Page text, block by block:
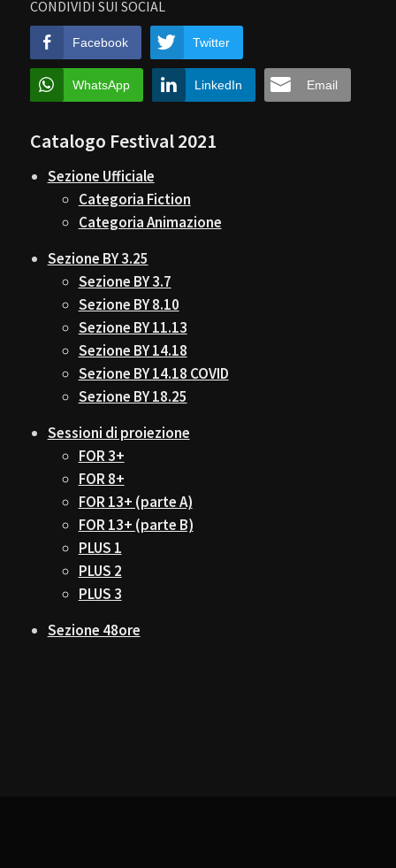
CONDIVIDI SUI SOCIAL
Facebook Twitter
WhatsApp LinkedIn Email
Catalogo Festival 2021
Sezione Ufficiale
Categoria Fiction
Categoria Animazione
Sezione BY 3.25
Sezione BY 3.7
Sezione BY 8.10
Sezione BY 11.13
Sezione BY 14.18
Sezione BY 14.18 COVID
Sezione BY 18.25
Sessioni di proiezione
FOR 3+
FOR 8+
FOR 13+ (parte A)
FOR 13+ (parte B)
PLUS 1
PLUS 2
PLUS 3
Sezione 48ore